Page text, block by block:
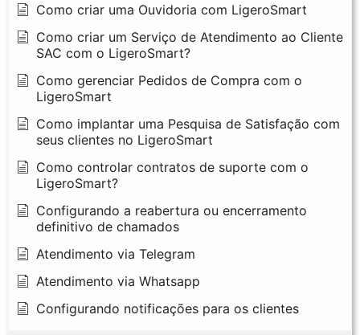
Como criar uma Ouvidoria com LigeroSmart
Como criar um Serviço de Atendimento ao Cliente
SAC com o LigeroSmart?
Como gerenciar Pedidos de Compra com o
LigeroSmart
Como implantar uma Pesquisa de Satisfação com
seus clientes no LigeroSmart
Como controlar contratos de suporte com o
LigeroSmart?
Configurando a reabertura ou encerramento
definitivo de chamados
Atendimento via Telegram
Atendimento via Whatsapp
Configurando notificações para os clientes